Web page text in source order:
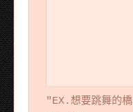
"EX.想要跳舞的